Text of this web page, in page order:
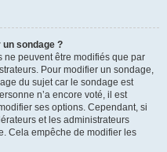
sondage ?
peuvent être modifiés que par
Pour modifier un sondage,
du sujet car le sondage est
n’a encore voté, il est
ses options. Cependant, si
et les administrateurs
Cela empêche de modifier les